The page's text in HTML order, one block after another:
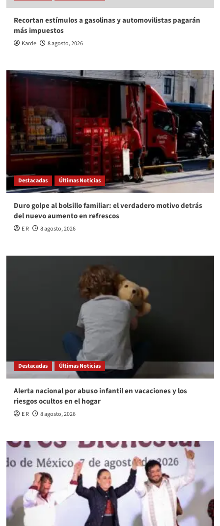
Recortan estímulos a gasolinas y automovilistas pagarán
más impuestos
Karde 8 agosto, 2026
Destacadas Últimas Noticias
Duro golpe al bolsillo familiar: el verdadero motivo detrás
del nuevo aumento en refrescos
E R 8 agosto, 2026
Destacadas Últimas Noticias
Alerta nacional por abuso infantil en vacaciones y los
riesgos ocultos en el hogar
E R 8 agosto, 2026